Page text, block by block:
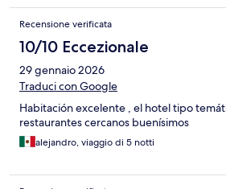
Recensione verificata
10/10 Eccezionale
29 gennaio 2026
Traduci con Google
Habitación excelente , el hotel tipo
restaurantes cercanos buenísimos
alejandro, viaggio di 5 notti